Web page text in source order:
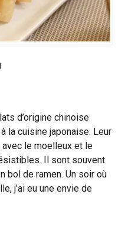
d’origine chinoise
la cuisine japonaise. Leur
le moelleux et le
Il sont souvent
bol de ramen. Un soir où
j’ai eu une envie de